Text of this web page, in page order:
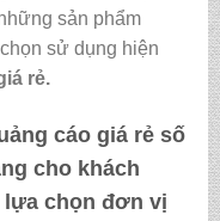
sản phẩm
sử dụng hiện
rẻ.
cáo giá rẻsố
cho khách
lựa chọn đơn vị